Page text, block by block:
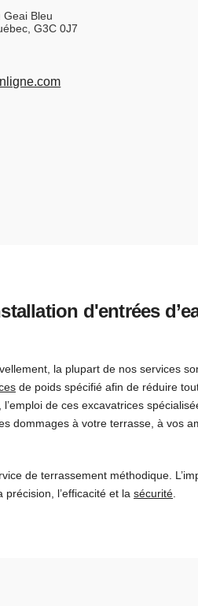
Geai Bleu
G3C 0J7
d'entrées
la plupart de nos services
de poids spécifié afin de réduire
de ces excavatrices
dommages à votre terrasse, à vos
de terrassement méthodique.
l’efficacité et la sécurité